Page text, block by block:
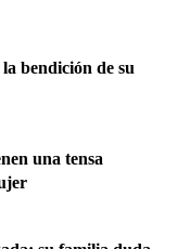
bendición de su
una tensa